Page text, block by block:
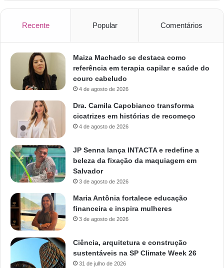
Recente Popular Comentários
Maiza Machado se destaca como
referência em terapia capilar e saúde do
couro cabeludo
4 de agosto de 2026
Dra. Camila Capobianco transforma
cicatrizes em histórias de recomeço
4 de agosto de 2026
JP Senna lança INTACTA e redefine a
beleza da fixação da maquiagem em
Salvador
3 de agosto de 2026
Maria Antônia fortalece educação
financeira e inspira mulheres
3 de agosto de 2026
Ciência, arquitetura e construção
sustentáveis na SP Climate Week 26
31 de julho de 2026